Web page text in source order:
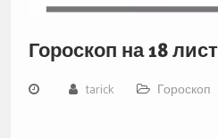
Гороскоп на 18
tarick Гороскоп